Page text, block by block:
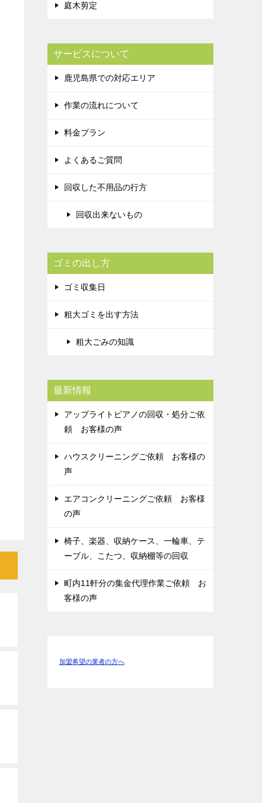
庭木剪定
サービスについて
鹿児島県での対応エリア
作業の流れについて
料金プラン
よくあるご質問
回収した不用品の行方
回収出来ないもの
ゴミの出し方
ゴミ収集日
粗大ゴミを出す方法
粗大ごみの知識
最新情報
アップライトピアノの回収・処分ご依
頼 お客様の声
ハウスクリーニングご依頼 お客様の
声
エアコンクリーニングご依頼 お客様
の声
椅子、楽器、収納ケース、一輪車、テ
ーブル、こたつ、収納棚等の回収
町内11軒分の集金代理作業ご依頼 お
客様の声
加盟希望の業者の方へ